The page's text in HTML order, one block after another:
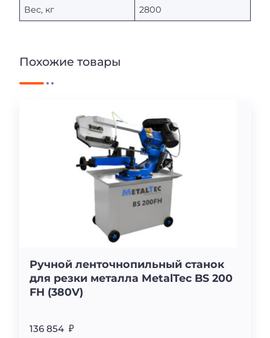
Вес, кг 2800
Похожие товары
Ручной ленточнопильный станок
для резки металла MetalTec BS 200
FH (380V)
136 854 ₽